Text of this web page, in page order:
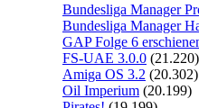
Bundesliga Manager
Bundesliga Manager
GAP Folge 6
FS-UAE 3.0.0 (21.220)
Amiga OS 3.2 (20.302)
Oil Imperium (20.199)